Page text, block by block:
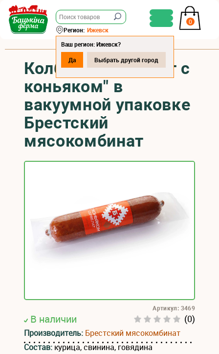
0
Регион: Ижевск
Ваш регион: Ижевск?
Да
Выбрать другой город
Колбаса "Сервелат с
коньяком" в
вакуумной упаковке
Брестский
мясокомбинат
В наличии (0)
Артикул: 3469
Производитель: Брестский мясокомбинат
Состав: курица, свинина, говядина